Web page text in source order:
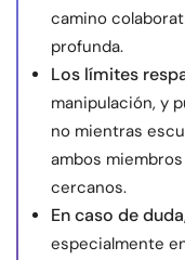
camino
profunda.
Los límites
manipulación, y
no mientras
ambos
cercanos.
En caso de
especialmente